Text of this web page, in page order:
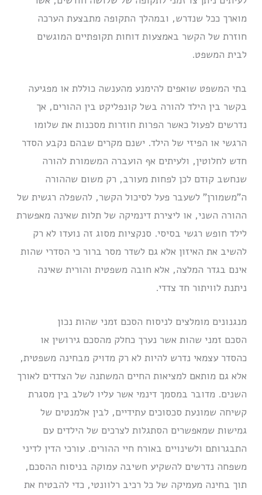
מוארך ככל שנדרש, ובמהלך התקופה מתבצעת הערכה
חוזרת של הקשר באמצעות דוחות תקופתיים המוגשים
לבית המשפט.
בתי המשפט שואפים להימנע מהענשה כוללת או מפגיעה
בקשר בין הילד להורה בשל קונפליקט בין ההורים, אך
נדרשים לפעול כאשר הפרות חוזרות מסכנות את שלומו
הרגשי או הפיזי של הילד. ישנם מקרים שבהם נקבע הסדר
חדש לחלוטין, ולעיתים אף הועברה המשמורת להורה
שנחשב קודם לכן לפחות מעורב, רק משום שההורה
ה”משמורן” לשעבר פעל לסיכול הקשר, להשפלה רגשית של
ההורה השני, או ליצירת דינמיקה של תלות שאינה מאפשרת
לילד חופש רגשי בסיסי. סנקציות מסוג זה נועדו לא רק
להשיב את האיזון אלא גם לשדר מסר ברור כי הסדרי שהות
אינם בגדר המלצה, אלא חובה משפטית והורית שאינה
ניתנת לוויתור חד צדדי.
מנגנונים מומלצים לניסוח הסכם זמני שהות נכון
הסכם זמני שהות אשר נערך כחלק מהסכם גירושין או
כהסדר עצמאי נדרש להיות לא רק מדויק מבחינה משפטית,
אלא גם מותאם למציאות החיים המשתנה של הצדדים לאורך
השנים. מדובר במסמך דינמי אשר עליו לשלב בין מסגרת
קשיחה שמונעת סכסוכים עתידיים, לבין אלמנטים של
גמישות שמאפשרים הסתגלות לצרכים של הילדים עם
התבגרותם ולשינויים באורח חיי ההורים. עורכי הדין לדיני
משפחה נדרשים להשקיע חשיבה עמוקה בניסוח ההסכם,
תוך בחינה מעמיקה של כל רכיב רלוונטי, כדי להבטיח את